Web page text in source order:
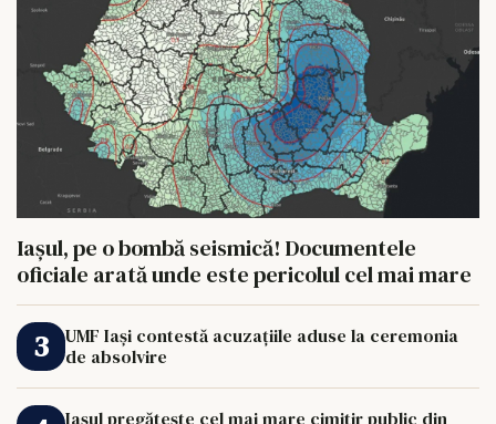
Iașul, pe o bombă seismică! Documentele
oficiale arată unde este pericolul cel mai mare
UMF Iași contestă acuzațiile aduse la ceremonia
de absolvire
Iașul pregătește cel mai mare cimitir public din